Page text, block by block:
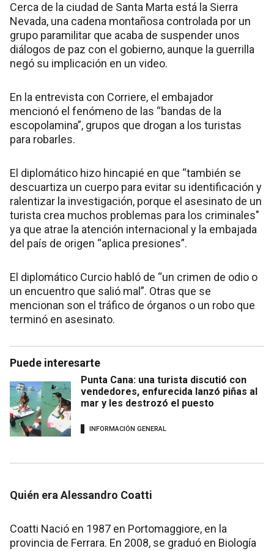
Cerca de la ciudad de Santa Marta está la Sierra
Nevada, una cadena montañosa controlada por un
grupo paramilitar que acaba de suspender unos
diálogos de paz con el gobierno, aunque la guerrilla
negó su implicación en un video.
En la entrevista con Corriere, el embajador
mencionó el fenómeno de las “bandas de la
escopolamina”, grupos que drogan a los turistas
para robarles.
El diplomático hizo hincapié en que “también se
descuartiza un cuerpo para evitar su identificación y
ralentizar la investigación, porque el asesinato de un
turista crea muchos problemas para los criminales"
ya que atrae la atención internacional y la embajada
del país de origen “aplica presiones”.
El diplomático Curcio habló de “un crimen de odio o
un encuentro que salió mal”. Otras que se
mencionan son el tráfico de órganos o un robo que
terminó en asesinato.
Puede interesarte
Punta Cana: una turista discutió con
vendedores, enfurecida lanzó piñas al
mar y les destrozó el puesto
INFORMACIÓN GENERAL
Quién era Alessandro Coatti
Coatti Nació en 1987 en Portomaggiore, en la
provincia de Ferrara. En 2008, se graduó en Biología